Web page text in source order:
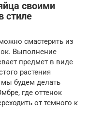
своими
стиле
смастерить из
Выполнение
предмет в виде
растения
будем делать
где оттенок
от темного к